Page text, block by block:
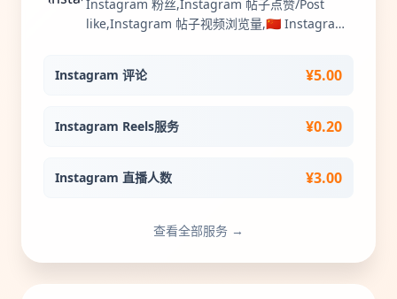
Instagram 粉丝,Instagram 帖子点赞/Post
like,Instagram 帖子视频浏览量,🇨🇳 Instagram
人资料访问/覆盖/印象/故事/保存/转发分
家）,Instagram 直播上人
Instagram 评论 ¥5.00
Instagram Reels服务 ¥0.20
Instagram 直播人数 ¥3.00
查看全部服务 →